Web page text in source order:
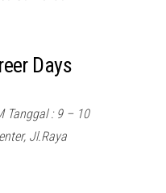
Days
Tanggal : 9 – 10
Jl.Raya